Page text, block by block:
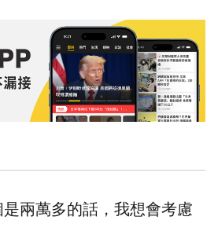
兩萬多的話，我想會考慮